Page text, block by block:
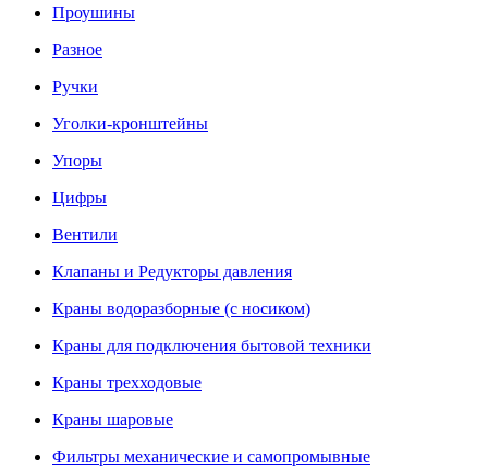
Проушины
Разное
Ручки
Уголки-кронштейны
Упоры
Цифры
Вентили
Клапаны и Редукторы давления
Краны водоразборные (с носиком)
Краны для подключения бытовой техники
Краны трехходовые
Краны шаровые
Фильтры механические и самопромывные